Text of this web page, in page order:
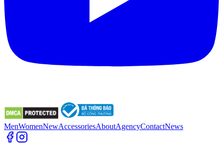
MenWomenNewAccessoriesAboutAgencyContactNews